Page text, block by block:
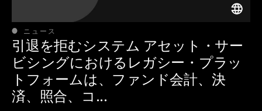
ニュース
引退を拒むシステム アセット・サー
ビシングにおけるレガシー・プラッ
トフォームは、ファンド会計、決
済、照合、コ...